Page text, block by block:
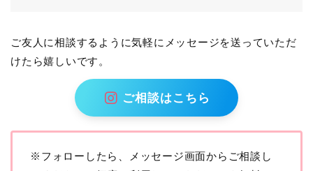
ご友人に相談するように気軽にメッセージを送っていただ
けたら嬉しいです。
ご相談はこちら
※フォローしたら、メッセージ画面からご相談し